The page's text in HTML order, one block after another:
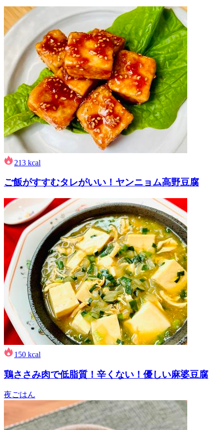
213 kcal
ご飯がすすむタレがいい！ヤンニョム高野豆腐
150 kcal
鶏ささみ肉で低脂質！辛くない！優しい麻婆豆腐
夜ごはん